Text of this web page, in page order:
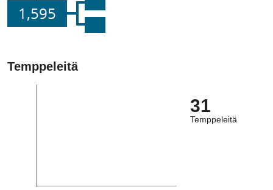
1,595
Temppeleitä
31
Temppeleitä